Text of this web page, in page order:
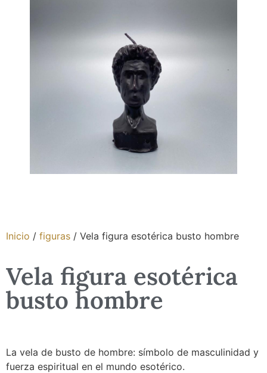
Inicio / figuras / Vela figura esotérica busto hombre
Vela figura esotérica
busto hombre
La vela de busto de hombre: símbolo de masculinidad y
fuerza espiritual en el mundo esotérico.